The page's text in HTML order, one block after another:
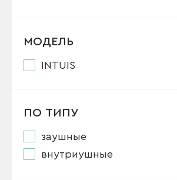
МОДЕЛЬ
INTUIS
ПО ТИПУ
заушные
внутриушные